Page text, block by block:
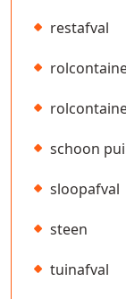
restafval
schoon
sloopafval
steen
tuinafval